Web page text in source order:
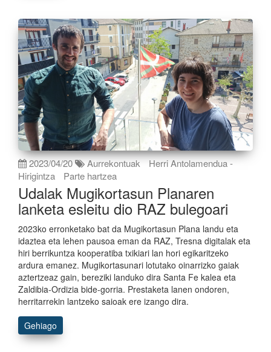
2023/04/20 Aurrekontuak
Herri Antolamendua -
Hirigintza
Parte hartzea
Udalak Mugikortasun Planaren
lanketa esleitu dio RAZ bulegoari
2023ko erronketako bat da Mugikortasun Plana landu eta
idaztea eta lehen pausoa eman da RAZ, Tresna digitalak eta
hiri berrikuntza kooperatiba txikiari lan hori egikaritzeko
ardura emanez. Mugikortasunari lotutako oinarrizko gaiak
aztertzeaz gain, bereziki landuko dira Santa Fe kalea eta
Zaldibia-Ordizia bide-gorria. Prestaketa lanen ondoren,
herritarrekin lantzeko saioak ere izango dira.
Gehiago